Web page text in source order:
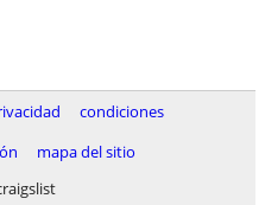
condiciones
mapa del sitio